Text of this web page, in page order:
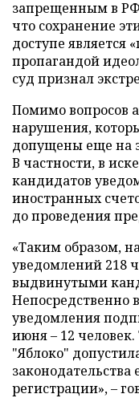
запрещенным в
что сохранение
доступе
пропагандой
суд признал
Помимо вопросов
нарушения,
допущены еще на
В частности, в
кандидатов
иностранных
до проведения
«Таким образом,
уведомлений 218
выдвинутыми
Непосредственно
уведомления
июня – 12
"Яблоко"
регистрации», –